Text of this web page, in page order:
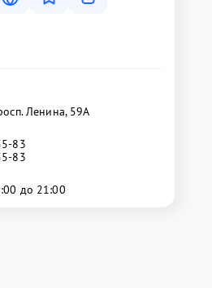
Ленина, 59А
83
83
до 21:00